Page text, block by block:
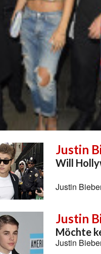
Justin
Will
Justin
Justin
Möchte
Justin